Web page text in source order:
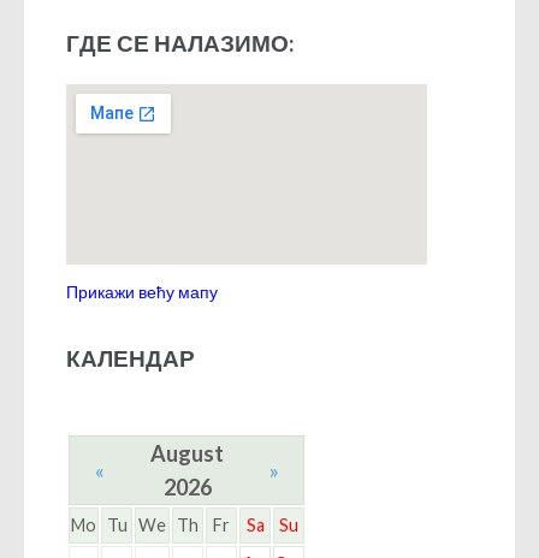
ГДЕ СЕ НАЛАЗИМО:
Прикажи већу мапу
КАЛЕНДАР
«
August
2026
»
Mo Tu We Th Fr Sa Su